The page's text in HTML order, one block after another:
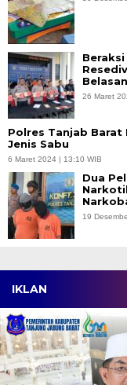
26 Maret
Polres Tanjab Barat
Jenis Sabu
6 Maret 2024 | 13:10 WIB
Dua
19
IKLAN